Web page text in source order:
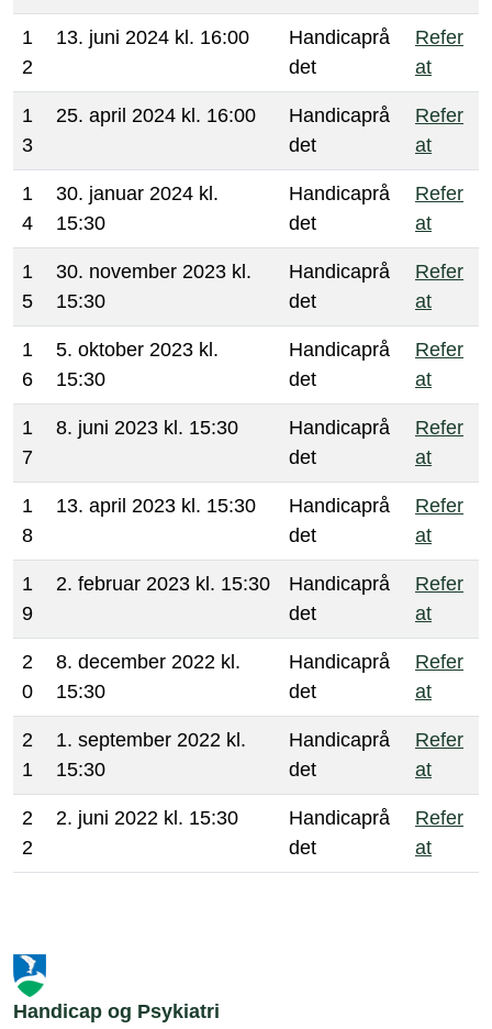
1
2
13. juni 2024 kl. 16:00
Handicaprå
det
Refer
at
1
3
25. april 2024 kl. 16:00
Handicaprå
det
Refer
at
1
4
30. januar 2024 kl.
15:30
Handicaprå
det
Refer
at
1
5
30. november 2023 kl.
15:30
Handicaprå
det
Refer
at
1
6
5. oktober 2023 kl.
15:30
Handicaprå
det
Refer
at
1
7
8. juni 2023 kl. 15:30
Handicaprå
det
Refer
at
1
8
13. april 2023 kl. 15:30
Handicaprå
det
Refer
at
1
9
2. februar 2023 kl. 15:30
Handicaprå
det
Refer
at
2
0
8. december 2022 kl.
15:30
Handicaprå
det
Refer
at
2
1
1. september 2022 kl.
15:30
Handicaprå
det
Refer
at
2
2
2. juni 2022 kl. 15:30
Handicaprå
det
Refer
at
Handicap og Psykiatri